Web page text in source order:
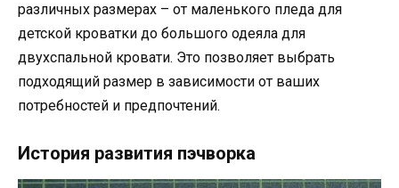
различных размерах – от маленького пледа для
детской кроватки до большого одеяла для
двухспальной кровати. Это позволяет выбрать
подходящий размер в зависимости от ваших
потребностей и предпочтений.
История развития пэчворка